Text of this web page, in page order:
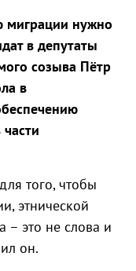
миграции нужно
в депутаты
созыва Пётр
в
того, чтобы
этнической
– это не слова и
он.